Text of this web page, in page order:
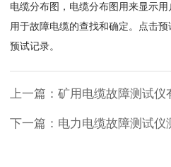
电缆分布图，电缆分布图用来显示
用于故障电缆的查找和确定。点击
预试记录。
上一篇： 矿用电缆故障测试仪
下一篇： 电力电缆故障测试仪